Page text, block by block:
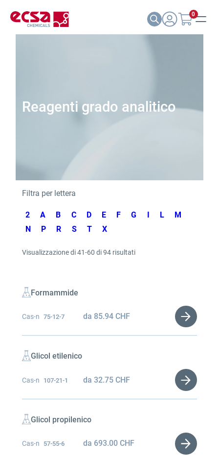
0
Reagenti grado analitico
Filtra per lettera
2 A B C D E F G I L
M
N
P R S T X
Visualizzazione di 41-60 di 94 risultati
Formammide
Cas-n 75-12-7 da 85.94CHF
Glicol etilenico
Cas-n 107-21-1 da32.75CHF
Glicol propilenico
Cas-n 57-55-6 da 693.00CHF